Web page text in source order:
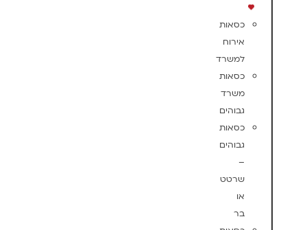
כסאות
אירוח
למשרד
כסאות
משרד
גבוהים
כסאות
גבוהים
–
שרטט
או
בר